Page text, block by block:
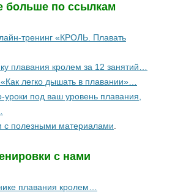
больше по ссылкам
тренинг «КРОЛЬ. Плавать
плавания кролем за 12 занятий…
«Как легко дышать в плавании»…
уроки под ваш уровень плавания,
с полезными материалами.
с нами
плавания кролем…